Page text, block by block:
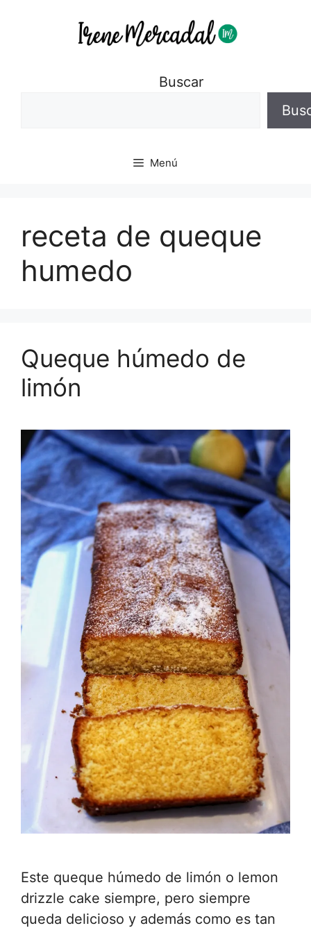
Buscar
Menú
receta de queque
humedo
Queque húmedo de
limón
Este queque húmedo de limón o lemon
drizzle cake siempre, pero siempre
queda delicioso y además como es tan